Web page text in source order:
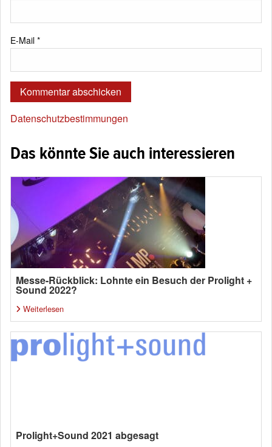
E-Mail *
Datenschutzbestimmungen
Das könnte Sie auch interessieren
Messe-Rückblick: Lohnte ein Besuch der Prolight +
Sound 2022?
Weiterlesen
Prolight+Sound 2021 abgesagt